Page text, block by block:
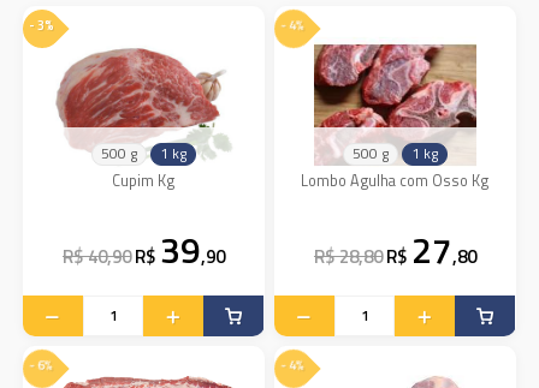
- 3%
500 g 1 kg
Cupim Kg
R$ 40,90R$ 39,90
- 4%
500 g 1 kg
Lombo Agulha com Osso Kg
R$ 28,80R$ 27,80
- 6% - 4%